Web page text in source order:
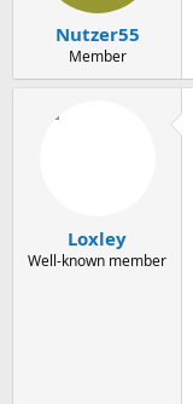
Nutzer55
Member
Loxley
Well-known member